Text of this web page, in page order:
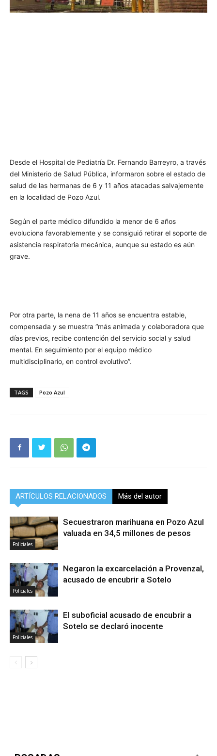
Desde el Hospital de Pediatría Dr. Fernando Barreyro, a través
del Ministerio de Salud Pública, informaron sobre el estado de
salud de las hermanas de 6 y 11 años atacadas salvajemente
en la localidad de Pozo Azul.
Según el parte médico difundido la menor de 6 años
evoluciona favorablemente y se consiguió retirar el soporte de
asistencia respiratoria mecánica, aunque su estado es aún
grave.
Por otra parte, la nena de 11 años se encuentra estable,
compensada y se muestra “más animada y colaboradora que
días previos, recibe contención del servicio social y salud
mental. En seguimiento por el equipo médico
multidisciplinario, en control evolutivo”.
TAGS Pozo Azul
ARTÍCULOS RELACIONADOS Más del autor
Policiales
Secuestraron marihuana en Pozo Azul
valuada en 34,5 millones de pesos
Policiales
Negaron la excarcelación a Provenzal,
acusado de encubrir a Sotelo
Policiales
El suboficial acusado de encubrir a
Sotelo se declaró inocente